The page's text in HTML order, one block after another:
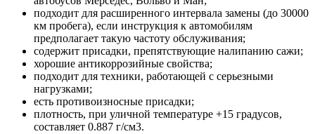
подходит для расширенного интервала замены (до 30000
км пробега), если инструкция к автомобилям
предполагает такую частоту обслуживания;
содержит присадки, препятствующие налипанию сажи;
хорошие антикоррозийные свойства;
подходит для техники, работающей с серьезными
нагрузками;
есть противоизносные присадки;
плотность, при уличной температуре +15 градусов,
составляет 0.887 г/см3.